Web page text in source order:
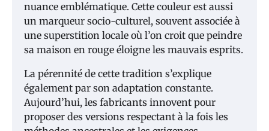
nuance emblématique. Cette couleur est aussi
un marqueur socio-culturel, souvent associée à
une superstition locale où l’on croit que peindre
sa maison en rouge éloigne les mauvais esprits.
La pérennité de cette tradition s’explique
également par son adaptation constante.
Aujourd’hui, les fabricants innovent pour
proposer des versions respectant à la fois les